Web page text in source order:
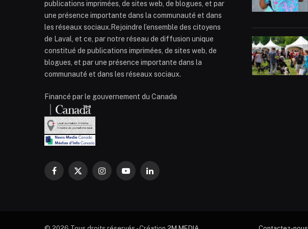
publications imprimées, de sites web, de blogues, et par
une présence importante dans la communauté et dans
les réseaux sociaux.Rejoindre l’ensemble des citoyens
de Laval, et ce, par notre réseau de diffusion unique
constitué de publications imprimées, de sites web, de
blogues, et par une présence importante dans la
communauté et dans les réseaux sociaux.
Financé par le gouvernement du Canada
Facebook
X
InstagramYouTubeLinkedIn